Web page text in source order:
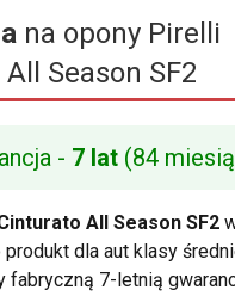
na opony Pirelli
Season SF2
- 7 lat (84
All Season SF2
dla aut klasy
fabryczną 7-letnią